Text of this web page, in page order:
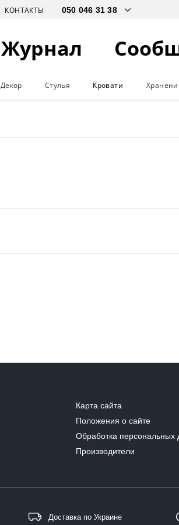
КОНТАКТЫ
Журнал
Декор Стулья Кровати
Карта сайта
Положения о сайте
Обработка персональных
Производители
Доставка по Украине